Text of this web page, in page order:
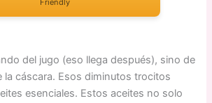
Friendly
del jugo (eso llega después), sino de
la cáscara. Esos diminutos trocitos
esenciales. Estos aceites no solo